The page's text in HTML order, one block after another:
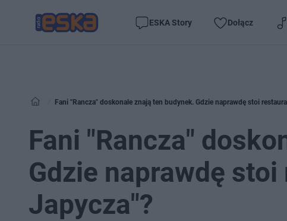
ESKA Story Dołącz
Fani "Rancza" doskonale znają ten budynek. Gdzie naprawdę stoi
Fani "Rancza"
Gdzie naprawdę
Japycza"?